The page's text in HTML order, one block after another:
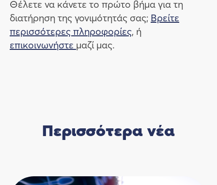
Θέλετε να κάνετε το πρώτο βήμα για τη
διατήρηση της γονιμότητάς σας; Βρείτε
περισσότερες πληροφορίες, ή
επικοινωνήστε μαζί μας.
Περισσότερα νέα